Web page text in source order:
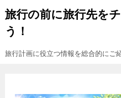
旅行の前に旅行先を
う！
旅行計画に役立つ情報を総合的にご